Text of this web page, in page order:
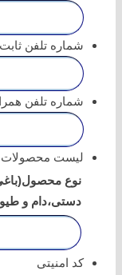
شماره تلفن
شماره تلفن
لیست محصولات
نوع
دستی،دام و
کد امنیتی